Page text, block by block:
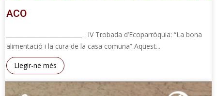
ACO
__________________________ IV Trobada d’Ecoparròquia: “La bona
alimentació i la cura de la casa comuna” Aquest...
Llegir-ne més